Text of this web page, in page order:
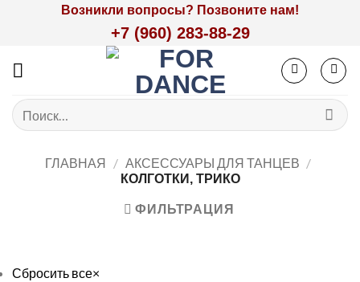
Возникли вопросы? Позвоните нам!
+7 (960) 283-88-29
Искать:
ГЛАВНАЯ / АКСЕССУАРЫ ДЛЯ ТАНЦЕВ /
КОЛГОТКИ, ТРИКО
ФИЛЬТРАЦИЯ
Сбросить все×